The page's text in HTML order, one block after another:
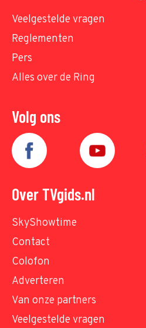
Veelgestelde vragen
Reglementen
Pers
Alles over de Ring
Volg ons
Over TVgids.nl
SkyShowtime
Contact
Colofon
Adverteren
Van onze partners
Veelgestelde vragen